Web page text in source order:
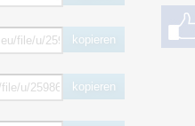
kopieren
kopieren